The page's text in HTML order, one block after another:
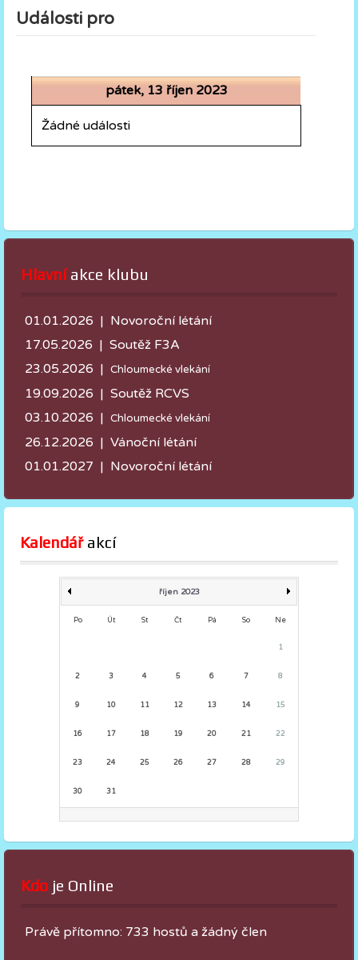
Události pro
pátek, 13 říjen 2023
Žádné události
Hlavní akce klubu
01.01.2026 | Novoroční létání
17.05.2026 | Soutěž F3A
23.05.2026 | Chloumecké vlekání
19.09.2026 | Soutěž RCVS
03.10.2026 | Chloumecké vlekání
26.12.2026 | Vánoční létání
01.01.2027 | Novoroční létání
Kalendář akcí
říjen 2023
Po Út St Čt Pá So Ne
1
2 3 4 5 6 7 8
9 10 11 12 13 14 15
16 17 18 19 20 21 22
23 24 25 26 27 28 29
30 31
Kdo je Online
Právě přítomno: 733 hostů a žádný člen